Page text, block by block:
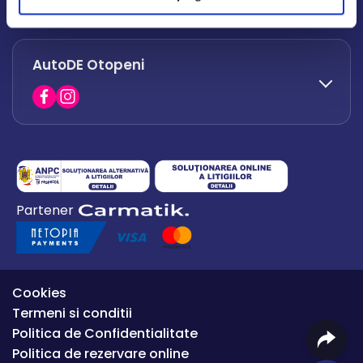
office.afumati@autode.ro
0730 063 852
0730 063 851
AutoDE Otopeni
0754 649 360
office.premium@autode.ro
Partener
Cookies
Termeni si conditii
Politica de Confidentialitate
Politica de rezervare online